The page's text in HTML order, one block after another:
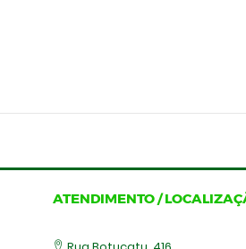
ATENDIMENTO /